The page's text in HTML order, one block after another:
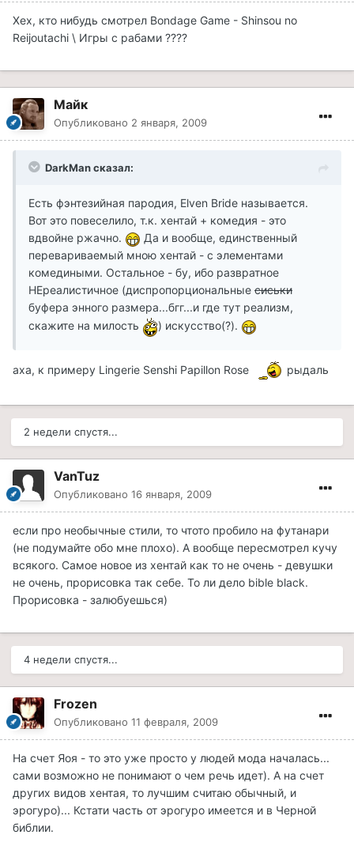
Хех, кто нибудь смотрел Bondage Game - Shinsou no
Reijoutachi \ Игры с рабами ????
Майк
Опубликовано 2 января, 2009
DarkMan сказал:
Есть фэнтезийная пародия, Elven Bride называется.
Вот это повеселило, т.к. хентай + комедия - это
вдвойне ржачно.
Да и вообще, единственный
перевариваемый мною хентай - с элементами
комедиными. Остальное - бу, ибо развратное
НЕреалистичное (диспропорциональные сиськи
буфера энного размера...бгг...и где тут реализм,
скажите на милость
) искусство(?).
аха, к примеру Lingerie Senshi Papillon Rose рыдаль
2 недели спустя...
VanTuz
Опубликовано 16 января, 2009
если про необычные стили, то чтото пробило на футанари
(не подумайте обо мне плохо). А вообще пересмотрел кучу
всякого. Самое новое из хентай как то не очень - девушки
не очень, прорисовка так себе. То ли дело bible black.
Прорисовка - залюбуешься)
4 недели спустя...
Frozen
Опубликовано 11 февраля, 2009
На счет Яоя - то это уже просто у людей мода началась...
сами возможно не понимают о чем речь идет). А на счет
других видов хентая, то лучшим считаю обычный, и
эрогуро)... Кстати часть от эрогуро имеется и в Черной
библии.